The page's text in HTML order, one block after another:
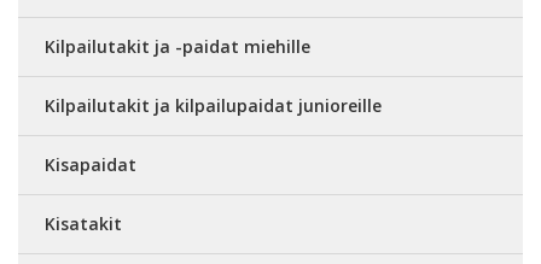
Kilpailutakit ja -paidat miehille
Kilpailutakit ja kilpailupaidat junioreille
Kisapaidat
Kisatakit